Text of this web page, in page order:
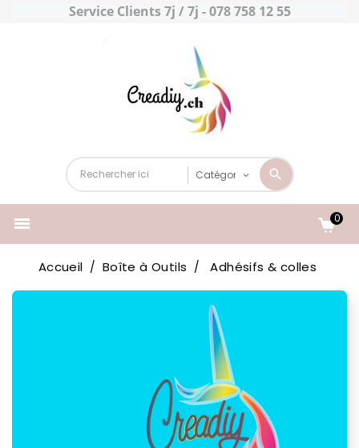
Service Clients 7j / 7j - 078 758 12 55
 0
Accueil Boîte à Outils Adhésifs & colles